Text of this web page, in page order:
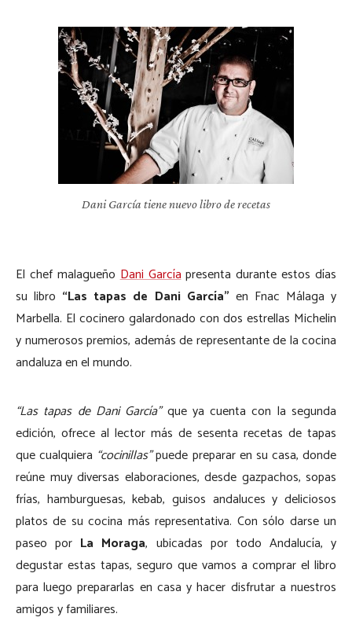
Dani García tiene nuevo libro de recetas
El chef malagueñoDani Garcíapresenta durante estos días
su libro “Las tapas de Dani García”en Fnac Málaga y
Marbella. El cocinero galardonado con dos estrellas Michelin
y numerosos premios, además de representante de la cocina
andaluza en el mundo.
“Las tapas de Dani García”que ya cuenta con la segunda
edición, ofrece al lector más de sesenta recetas de tapas
que cualquiera “cocinillas”puede preparar en su casa, donde
reúne muy diversas elaboraciones, desde gazpachos, sopas
frías, hamburguesas, kebab, guisos andaluces y deliciosos
platos de su cocina más representativa. Con sólo darse un
paseo por La Moraga, ubicadas por todo Andalucía, y
degustar estas tapas, seguro que vamos a comprar el libro
para luego prepararlas en casa y hacer disfrutar a nuestros
amigos y familiares.